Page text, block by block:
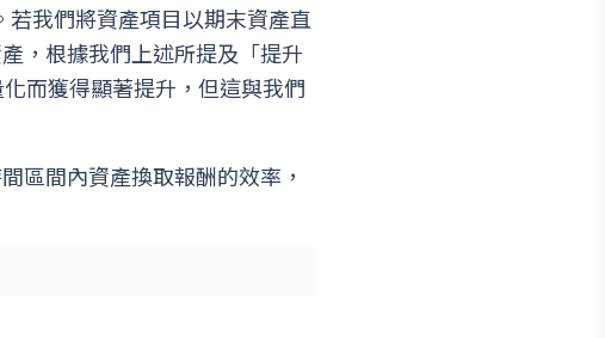
若我們將資產項目以期末資產直
，根據我們上述所提及「提升
而獲得顯著提升，但這與我們
區間內資產換取報酬的效率，